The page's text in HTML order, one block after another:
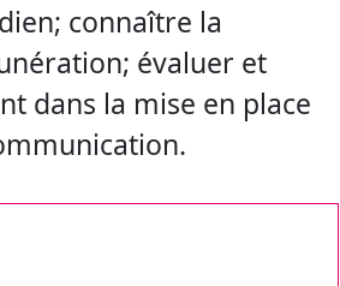
connaître la
évaluer et
dans la mise en place